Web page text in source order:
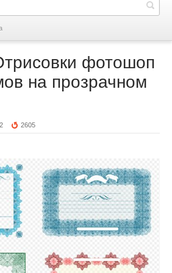
фотошоп
на прозрачном
2605